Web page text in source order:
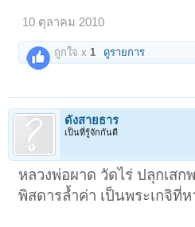
10 ตุลาคม 2010
ถูกใจ x 1 ดูรายการ
ดั่งสายธาร
เป็นที่รู้จักกันดี
หลวงพ่อผาด วัดไร่ ปลุกเสก
พิสดารล้ำค่า เป็นพระเกจิที่